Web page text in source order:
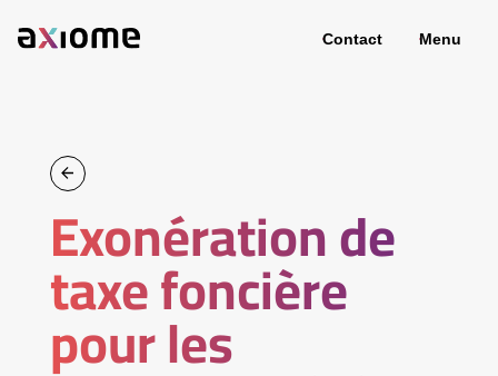
Contact Menu
Exonération de
taxe foncière
pour les